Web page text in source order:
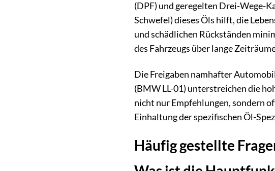
(DPF) und geregelten Drei-Wege-
Schwefel) dieses Öls hilft, die
und schädlichen Rückständen
des Fahrzeugs über lange
Die Freigaben namhafter
(BMW LL-01) unterstreichen die
nicht nur Empfehlungen, sondern
Einhaltung der spezifischen Öl-
Häufig gestellte